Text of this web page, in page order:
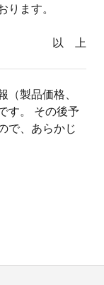
ます。
以 上
製品価格、
す。 その後予
で、あらかじ